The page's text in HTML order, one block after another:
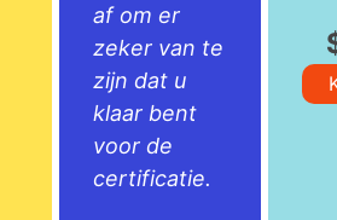
af om er
zeker van te
zijn dat u
klaar bent
voor de
certificatie.